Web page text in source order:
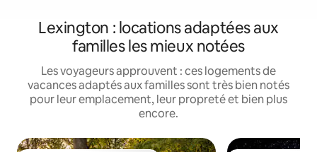
Lexington : locations adaptées aux
familles les mieux notées
Les voyageurs approuvent : ces logements de
vacances adaptés aux familles sont très bien notés
pour leur emplacement, leur propreté et bien plus
encore.